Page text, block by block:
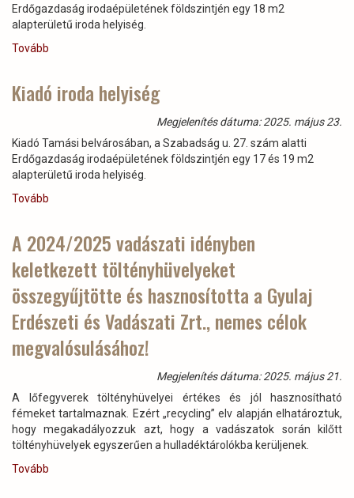
Erdőgazdaság irodaépületének földszintjén egy 18 m2
alapterületű iroda helyiség.
Tovább
Kiadó iroda helyiség
Megjelenítés dátuma: 2025. május 23.
Kiadó Tamási belvárosában, a Szabadság u. 27. szám alatti
Erdőgazdaság irodaépületének földszintjén egy 17 és 19 m2
alapterületű iroda helyiség.
Tovább
A 2024/2025 vadászati idényben
keletkezett töltényhüvelyeket
összegyűjtötte és hasznosította a Gyulaj
Erdészeti és Vadászati Zrt., nemes célok
megvalósulásához!
Megjelenítés dátuma: 2025. május 21.
A lőfegyverek töltényhüvelyei értékes és jól hasznosítható
fémeket tartalmaznak. Ezért „recycling” elv alapján elhatároztuk,
hogy megakadályozzuk azt, hogy a vadászatok során kilőtt
töltényhüvelyek egyszerűen a hulladéktárolókba kerüljenek.
Tovább